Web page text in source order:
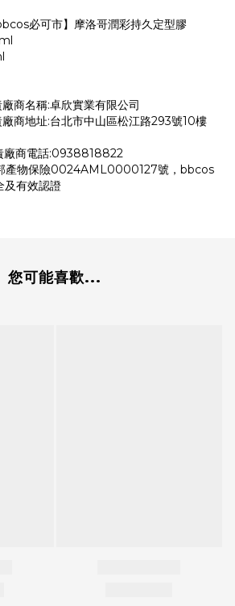
必可市】摩洛哥潤彩持久定型膠
商名稱:卓欣實業有限公司
商地址:台北市中山區松江路293號10樓
廠商電話:0938818822
產物保險0024AML0000127號，bbcos
及有效認證
您可能喜歡...